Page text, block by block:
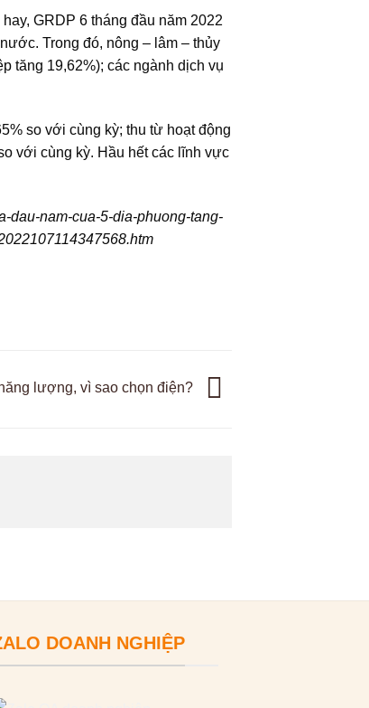
GRDP 6 tháng đầu năm 2022
Trong đó, nông – lâm – thủy
tăng 19,62%); các ngành dịch vụ
so với cùng kỳ; thu từ hoạt động
với cùng kỳ. Hầu hết các lĩnh vực
dau-nam-cua-5-dia-phuong-tang-
lượng, vì sao chọn điện?
DOANH NGHIỆP